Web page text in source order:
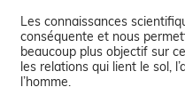
Les connaissances
conséquente et nous
beaucoup plus objectif sur
les relations qui lient le sol,
l’homme.